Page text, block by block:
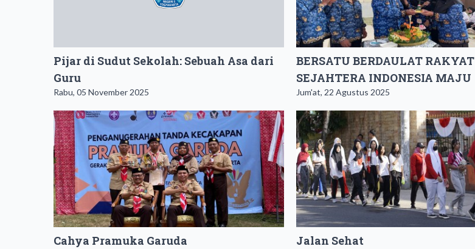
Pijar di Sudut Sekolah: Sebuah Asa dari
Guru
Rabu, 05 November 2025
BERSATU BERDAULAT RAKYAT
SEJAHTERA INDONESIA MAJU
Jum'at, 22 Agustus 2025
Cahya Pramuka Garuda Jalan Sehat